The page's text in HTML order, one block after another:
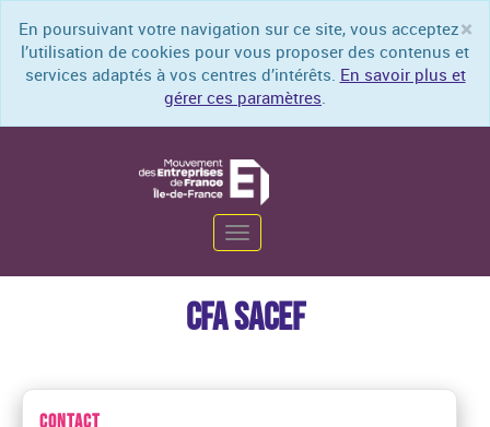
×
En poursuivant votre navigation sur ce site, vous acceptez
l’utilisation de cookies pour vous proposer des contenus et
services adaptés à vos centres d’intérêts. En savoir plus et
gérer ces paramètres.
Toggle
navigation
CFA SACEF